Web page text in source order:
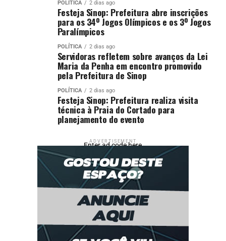
POLÍTICA 2 dias ago
Festeja Sinop: Prefeitura abre inscrições
para os 34º Jogos Olímpicos e os 3º Jogos
Paralímpicos
POLÍTICA 2 dias ago
Servidoras refletem sobre avanços da Lei
Maria da Penha em encontro promovido
pela Prefeitura de Sinop
POLÍTICA 2 dias ago
Festeja Sinop: Prefeitura realiza visita
técnica à Praia do Cortado para
planejamento do evento
ADVERTISEMENT
Enter ad code here